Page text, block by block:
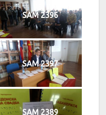
SAM 2396
SAM 2397
SAM 2389